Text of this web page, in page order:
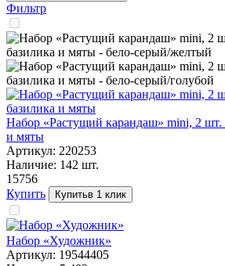
Фильтр
Набор «Растущий карандаш» mini, 2 шт.
и мяты
Артикул: 220253
Наличие: 142 шт.
15756
Купить
Купитьв 1 клик
Набор «Художник»
Артикул: 19544405